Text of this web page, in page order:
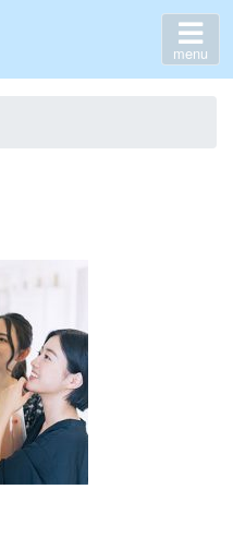
menu